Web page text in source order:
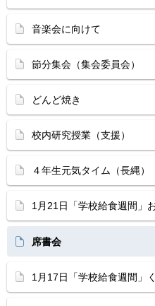
音楽会に向けて
節分集会（集会委員会）
どんど焼き
校内研究授業（支援）
４年生元気タイム（長縄）
1月21日「学校給食週間」
席書会
1月17日「学校給食週間」